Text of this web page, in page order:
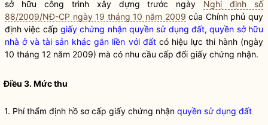
sở hữu công trình xây dựng trước ngày Nghị định số
88/2009/NĐ-CP ngày 19 tháng 10 năm 2009 của Chính phủ quy
định việc cấp giấy chứng nhận quyền sử dụng đất, quyền sở hữu
nhà ở và tài sản khác gắn liền với đấtcó hiệu lực thi hành (ngày
10 tháng 12 năm 2009) mà có nhu cầu cấp đổi giấy chứng nhận.
Điều 3. Mức thu
1. Phí thẩm định hồ sơ cấp giấy chứng nhận quyền sử dụng đất